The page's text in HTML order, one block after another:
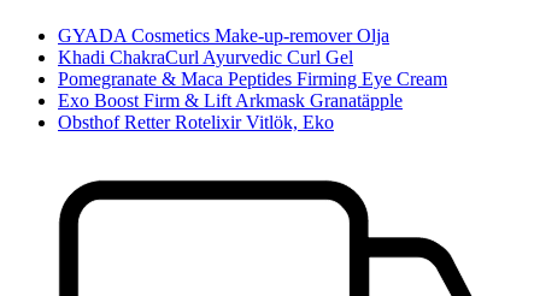
GYADA Cosmetics Make-up-remover Olja
Khadi ChakraCurl Ayurvedic Curl Gel
Pomegranate & Maca Peptides Firming Eye Cream
Exo Boost Firm & Lift Arkmask Granatäpple
Obsthof Retter Rotelixir Vitlök, Eko